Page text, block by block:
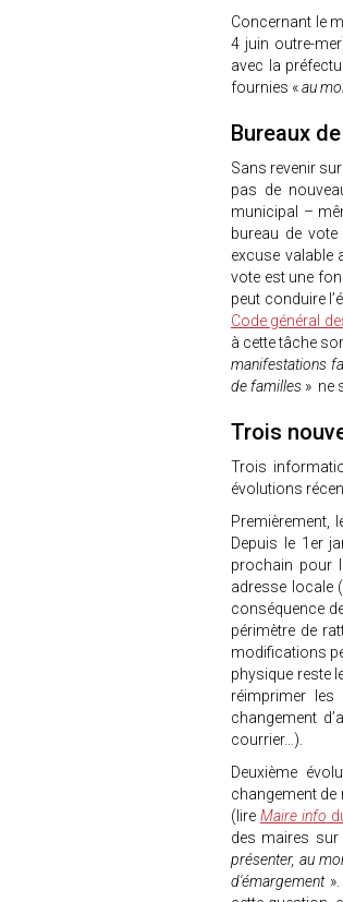
Concernant le
4 juin outre-
avec la
fournies «au
Bureaux
Sans revenir
pas de
municipal –
bureau de
excuse valable
vote est une
peut conduire
Code général
à cette tâche
manifestations
de familles » ne
Trois
Trois
évolutions
Premièrement,
Depuis le 1er
prochain pour
adresse locale
conséquence
périmètre de
modifications
physique reste
réimprimer
changement
courrier…).
Deuxième
changement de
(lire Maire info
des maires sur
présenter, au
d'émargement